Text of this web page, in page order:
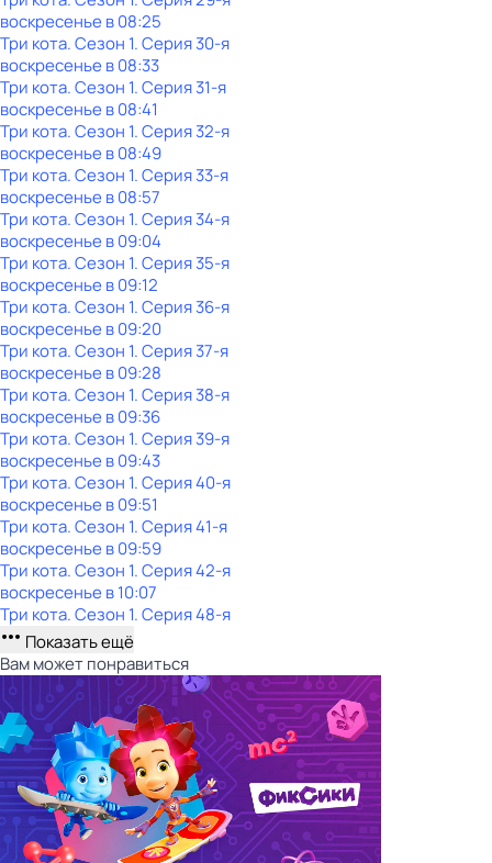
воскресенье в08:25
Три кота. Сезон 1. Серия 30-я
воскресенье в08:33
Три кота. Сезон 1. Серия 31-я
воскресенье в08:41
Три кота. Сезон 1. Серия 32-я
воскресенье в08:49
Три кота. Сезон 1. Серия 33-я
воскресенье в08:57
Три кота. Сезон 1. Серия 34-я
воскресенье в09:04
Три кота. Сезон 1. Серия 35-я
воскресенье в09:12
Три кота. Сезон 1. Серия 36-я
воскресенье в09:20
Три кота. Сезон 1. Серия 37-я
воскресенье в09:28
Три кота. Сезон 1. Серия 38-я
воскресенье в09:36
Три кота. Сезон 1. Серия 39-я
воскресенье в09:43
Три кота. Сезон 1. Серия 40-я
воскресенье в09:51
Три кота. Сезон 1. Серия 41-я
воскресенье в09:59
Три кота. Сезон 1. Серия 42-я
воскресенье в10:07
Три кота. Сезон 1. Серия 48-я
Показать ещё
Вам может понравиться